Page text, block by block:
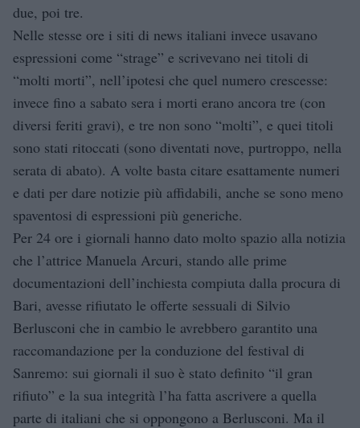
due, poi tre.
Nelle stesse ore i siti di news italiani invece usavano
espressioni come “strage” e scrivevano nei titoli di
“molti morti”, nell’ipotesi che quel numero crescesse:
invece fino a sabato sera i morti erano ancora tre (con
diversi feriti gravi), e tre non sono “molti”, e quei titoli
sono stati ritoccati (sono diventati nove, purtroppo, nella
serata di abato). A volte basta citare esattamente numeri
e dati per dare notizie più affidabili, anche se sono meno
spaventosi di espressioni più generiche.
Per 24 ore i giornali hanno dato molto spazio alla notizia
che l’attrice Manuela Arcuri, stando alle prime
documentazioni dell’inchiesta compiuta dalla procura di
Bari, avesse rifiutato le offerte sessuali di Silvio
Berlusconi che in cambio le avrebbero garantito una
raccomandazione per la conduzione del festival di
Sanremo: sui giornali il suo è stato definito “il gran
rifiuto” e la sua integrità l’ha fatta ascrivere a quella
parte di italiani che si oppongono a Berlusconi. Ma il